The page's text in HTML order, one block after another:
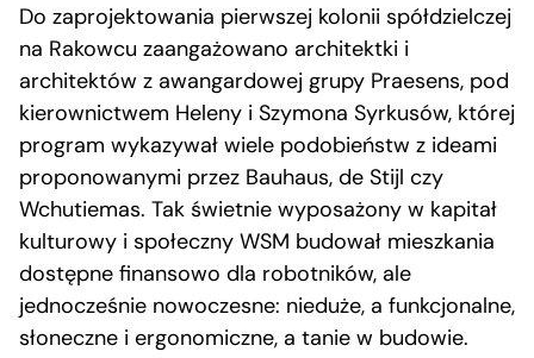
Do zaprojektowania pierwszej kolonii spółdzielczej
na Rakowcu zaangażowano architektki i
architektów z awangardowej grupy Praesens, pod
kierownictwem Heleny i Szymona Syrkusów, której
program wykazywał wiele podobieństw z ideami
proponowanymi przez Bauhaus, de Stijl czy
Wchutiemas. Tak świetnie wyposażony w kapitał
kulturowy i społeczny WSM budował mieszkania
dostępne finansowo dla robotników, ale
jednocześnie nowoczesne: nieduże, a funkcjonalne,
słoneczne i ergonomiczne, a tanie w budowie.